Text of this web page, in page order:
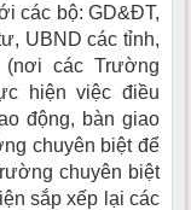
các bộ: GD&ĐT,
UBND các tỉnh,
các Trường
hiện việc điều
động, bàn giao
chuyên biệt để
chuyên biệt
sắp xếp lại các